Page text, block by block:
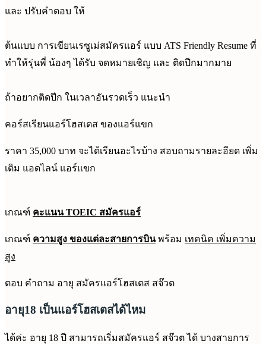
และ ปรับคำตอบ ให้
ต้นแบบ การเขียนเรซูเม่สมัครแอร์ แบบ ATS Friendly Resume ที่
ทำให้รุ่นพี่ น้องๆ ได้รับ จดหมายเชิญ และ ติดปีกมากมาย
ถ้าอยากติดปีก ในเวลาอันรวดเร็ว แนะนำ
คอร์สเรียนแอร์โฮสเตส ของแอร์แขก
ราคา 35,000 บาท จะได้เรียนอะไรบ้าง สอบถามรายละอียด เพิ่ม
เติม แอดไลน์ แอร์แขก
เกณฑ์ คะแนน TOEIC สมัครแอร์
เกณฑ์ ความสูง ของแต่ละสายการบินพร้อม เทคนิค เพิ่มความ
สูง
ตอบ คำถาม อายุ สมัครแอร์โฮสเตส สจ๊วต
อายุ18 เป็นแอร์โฮสเตสได้ไหม
ได้ค่ะ อายุ 18 ปี สามารถเริ่มสมัครแอร์ สจ๊วต ได้ บางสายการ